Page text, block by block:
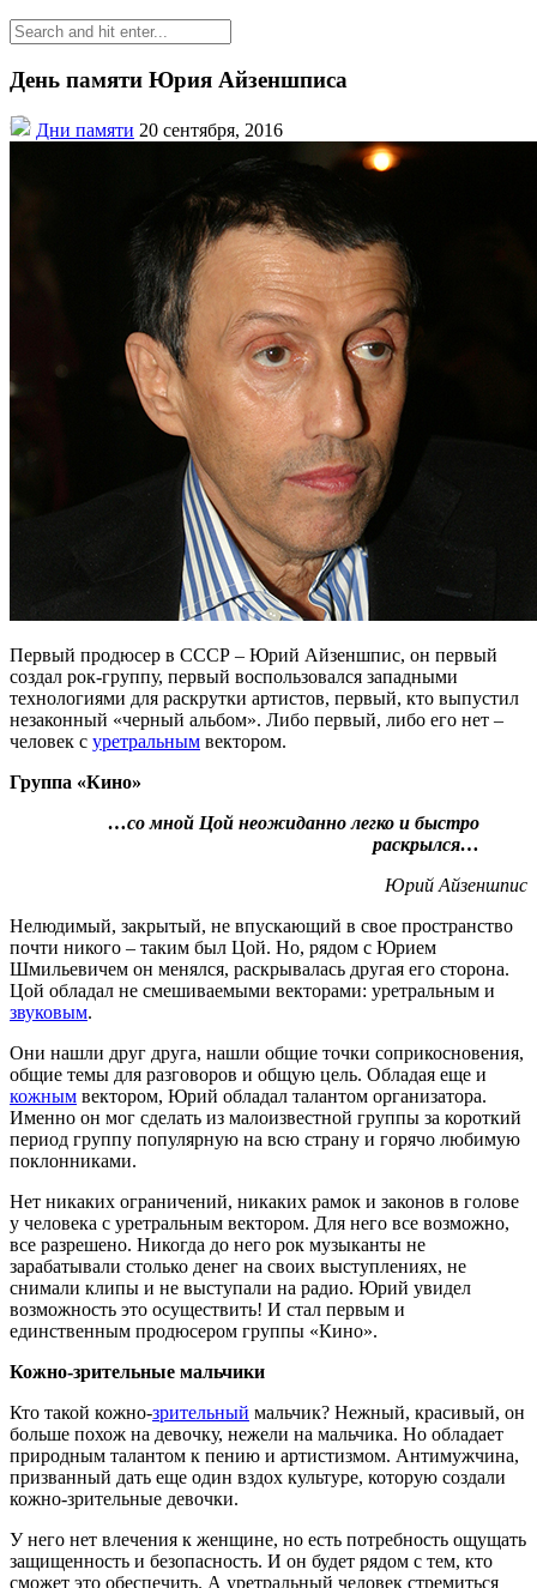
День памяти Юрия Айзеншписа
Дни памяти 20 сентября, 2016
Первый продюсер в СССР – Юрий Айзеншпис, он первый
создал рок-группу, первый воспользовался западными
технологиями для раскрутки артистов, первый, кто выпустил
незаконный «черный альбом». Либо первый, либо его нет –
человек с уретральным вектором.
Группа «Кино»
…со мной Цой неожиданно легко и быстро
раскрылся…
Юрий Айзеншпис
Нелюдимый, закрытый, не впускающий в свое пространство
почти никого – таким был Цой. Но, рядом с Юрием
Шмильевичем он менялся, раскрывалась другая его сторона.
Цой обладал не смешиваемыми векторами: уретральным и
звуковым.
Они нашли друг друга, нашли общие точки соприкосновения,
общие темы для разговоров и общую цель. Обладая еще и
кожным вектором, Юрий обладал талантом организатора.
Именно он мог сделать из малоизвестной группы за короткий
период группу популярную на всю страну и горячо любимую
поклонниками.
Нет никаких ограничений, никаких рамок и законов в голове
у человека с уретральным вектором. Для него все возможно,
все разрешено. Никогда до него рок музыканты не
зарабатывали столько денег на своих выступлениях, не
снимали клипы и не выступали на радио. Юрий увидел
возможность это осуществить! И стал первым и
единственным продюсером группы «Кино».
Кожно-зрительные мальчики
Кто такой кожно-зрительный мальчик? Нежный, красивый, он
больше похож на девочку, нежели на мальчика. Но обладает
природным талантом к пению и артистизмом. Антимужчина,
призванный дать еще один вздох культуре, которую создали
кожно-зрительные девочки.
У него нет влечения к женщине, но есть потребность ощущать
защищенность и безопасность. И он будет рядом с тем, кто
сможет это обеспечить. А уретральный человек стремиться